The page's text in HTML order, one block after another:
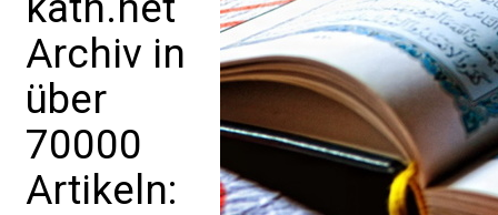
Archiv in
über
70000
Artikeln: